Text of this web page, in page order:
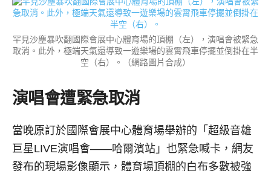
罕見沙塵暴吹翻國際會展中心體育場的頂棚（左），演唱會被緊急
取消。此外，極端天氣還導致一遊樂場的雲霄飛車停擺並倒掛在半
空（右）。（網路圖片合成）
演唱會遭緊急取消
當晚原訂於國際會展中心體育場舉辦的「超級音雄
巨星LIVE演唱會——哈爾濱站」也緊急喊卡，網友
發布的現場影像顯示，體育場頂棚的白布多數被強